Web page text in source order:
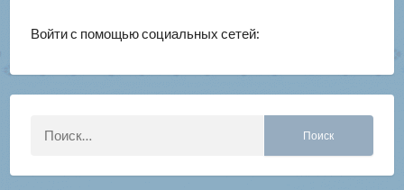
Войти с помощью социальных сетей: